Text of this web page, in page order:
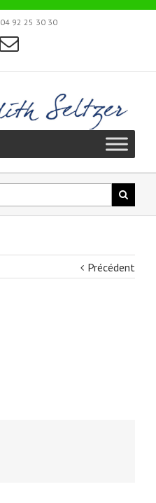
04 92 25 30 30
Précédent